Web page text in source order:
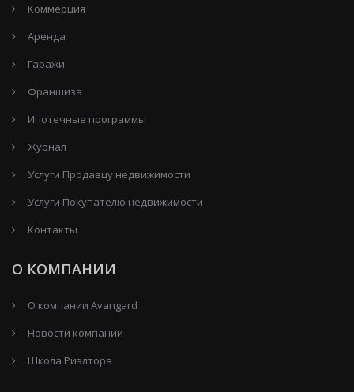
Коммерция
Аренда
Гаражи
Франшиза
Ипотечные программы
Журнал
Услуги Продавцу недвижимости
Услуги Покупателю недвижимости
Контакты
О КОМПАНИИ
О компании Avangard
Новости компании
Школа Риэлтора